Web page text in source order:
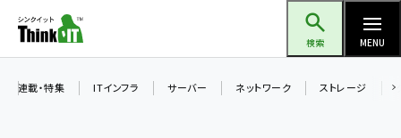
ン
検索 MENU
連載・特集 ITインフラ サーバー ネットワーク ストレージ